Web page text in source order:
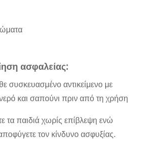
ασφαλείας:
συσκευασμένο αντικείμενο με
και σαπούνι πριν από τη χρήση
τα παιδιά χωρίς επίβλεψη ενώ
τον κίνδυνο ασφυξίας.